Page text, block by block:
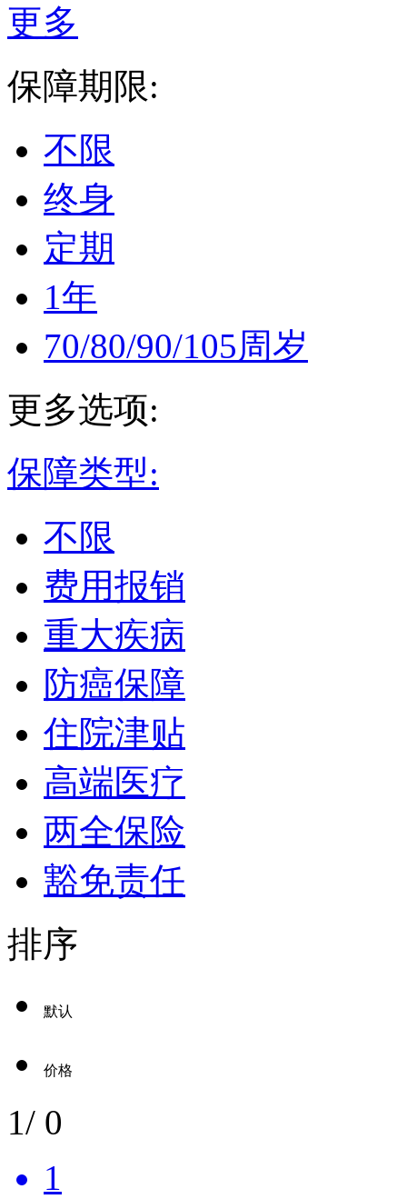
更多
保障期限:
不限
终身
定期
1年
70/80/90/105周岁
更多选项:
保障类型:
不限
费用报销
重大疾病
防癌保障
住院津贴
高端医疗
两全保险
豁免责任
排序
默认
价格
1/ 0
1